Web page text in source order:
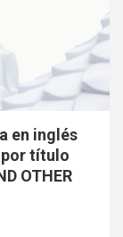
en inglés
por título
OTHER